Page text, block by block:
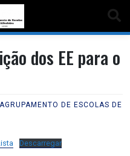
dos EE para o
AGRUPAMENTO DE ESCOLAS DE
Descarregar